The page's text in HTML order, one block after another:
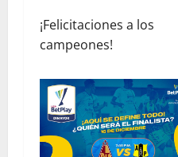
¡Felicitaciones a los
campeones!